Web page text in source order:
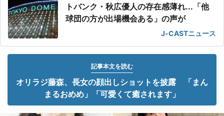
トバンク・秋広優人の存在感薄れ...「他
球団の方が出場機会ある」の声が
J-CASTニュース
記事本文を読む
オリラジ藤森、長女の顔出しショットを披露 「まん
まるおめめ」「可愛くて癒されます」